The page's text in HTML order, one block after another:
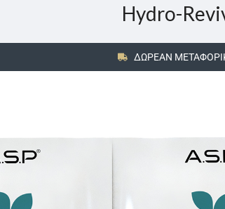
Hydro-
ΔΩΡΕΑΝ